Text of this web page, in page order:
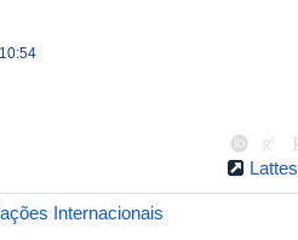
Lattes
Internacionais